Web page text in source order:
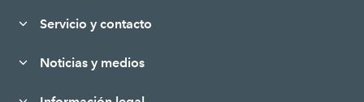
Servicio y contacto
Noticias y medios